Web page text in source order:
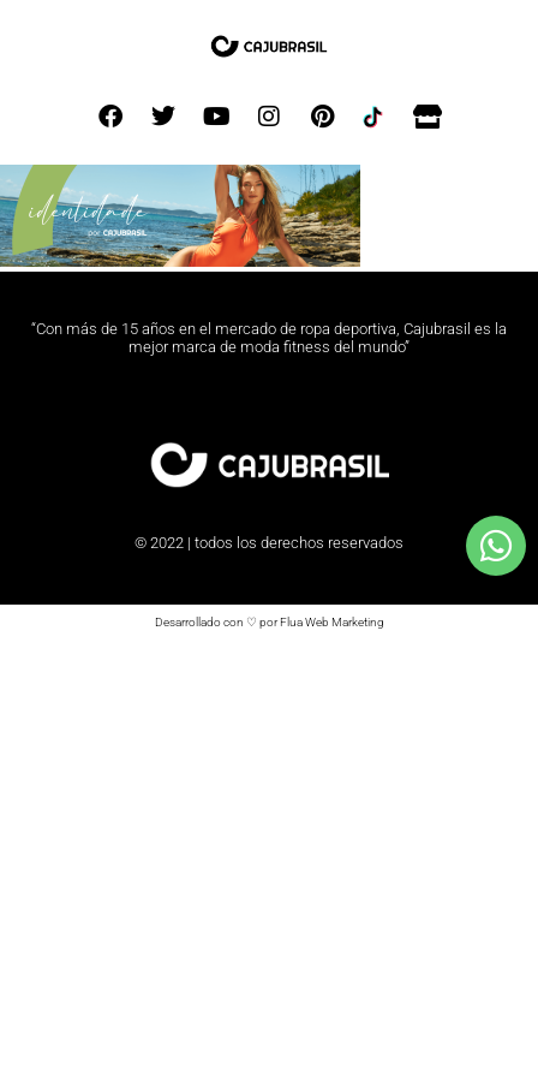
“Con más de 15 años en el mercado de ropa deportiva, Cajubrasil es la
mejor marca de moda fitness del mundo”
© 2022 | todos los derechos reservados
Desarrollado con ♡ por Flua Web Marketing